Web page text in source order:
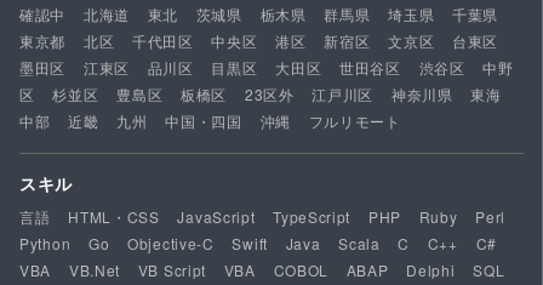
確認中 北海道 東北 茨城県 栃木県 群馬県 埼玉県
千葉県
東京都
北区 千代田区 中央区 港区 新宿区 文京区
台東区
墨田区
江東区 品川区 目黒区 大田区 世田谷区 渋谷区
中野
区
杉並区 豊島区 板橋区 23区外 江戸川区 神奈川県
東海
中部
近畿 九州 中国・四国 沖縄 フルリモート
スキル
言語 HTML・CSS JavaScript TypeScript PHP Ruby
Perl
Python
Go Objective-C Swift Java Scala C C++
C#
VBA
VB.Net VB Script VBA COBOL ABAP Delphi
SQL